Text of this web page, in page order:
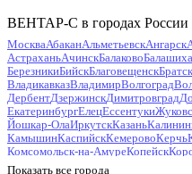
ВЕНТАР-С в городах России
МоскваАбаканАльметьевскАнгарск
АстраханьАчинскБалаковоБалашиха
БерезникиБийскБлаговещенскБратск
ВладикавказВладимирВолгоград
ДербентДзержинскДимитровград
ЕкатеринбургЕлецЕссентуки
Йошкар-ОлаИркутскКазань
КамышинКаспийскКемеровоКерчь
Комсомольск-на-АмуреКопейск
Красноярск
Показать все города